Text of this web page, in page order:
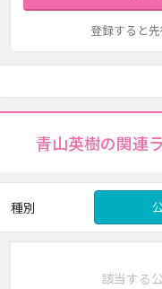
登録すると
青山英樹の関連
種別
該当する